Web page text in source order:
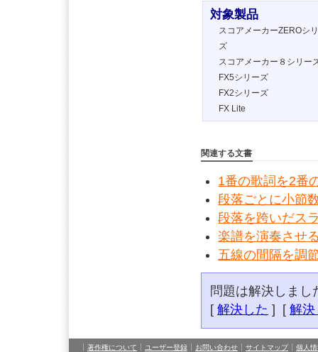
対象製品
スコアメーカーZEROシ
ズ
スコアメーカー８シリー
FX5シリーズ
FX2シリーズ
FX Lite
関連する文書
1番の歌詞を2番
段落ごとに小節
段落を跨いだス
楽譜を演奏させ
五線の間隔を調
問題は解決しまし
[解決した ] [解
著作権について ユーザー登録 お問い合わせ サイトマップ 個人